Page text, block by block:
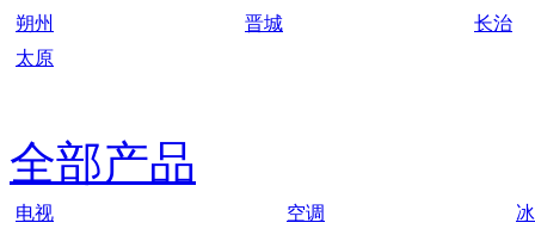
朔州
晋城
长治
太原
全部产品
电视 空调